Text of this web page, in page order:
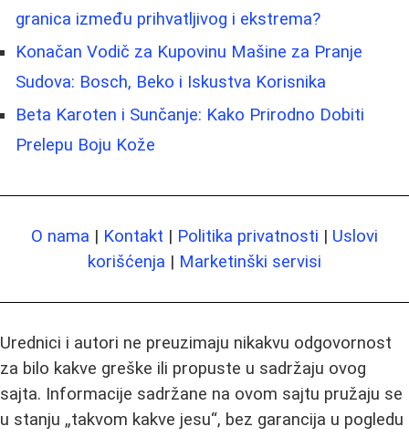
granica između prihvatljivog i ekstrema?
Konačan Vodič za Kupovinu Mašine za Pranje
Sudova: Bosch, Beko i Iskustva Korisnika
Beta Karoten i Sunčanje: Kako Prirodno Dobiti
Prelepu Boju Kože
O nama | Kontakt | Politika privatnosti | Uslovi
korišćenja | Marketinški servisi
Urednici i autori ne preuzimaju nikakvu odgovornost
za bilo kakve greške ili propuste u sadržaju ovog
sajta. Informacije sadržane na ovom sajtu pružaju se
u stanju „takvom kakve jesu“, bez garancija u pogledu